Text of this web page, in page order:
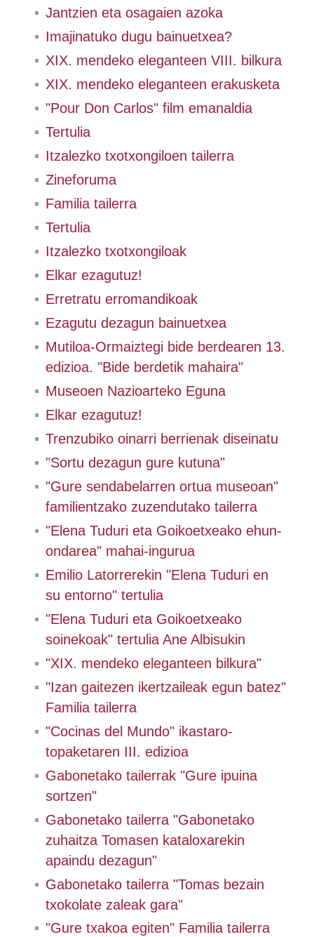
Jantzien eta osagaien azoka
Imajinatuko dugu bainuetxea?
XIX. mendeko eleganteen VIII. bilkura
XIX. mendeko eleganteen erakusketa
"Pour Don Carlos" film emanaldia
Tertulia
Itzalezko txotxongiloen tailerra
Zineforuma
Familia tailerra
Tertulia
Itzalezko txotxongiloak
Elkar ezagutuz!
Erretratu erromandikoak
Ezagutu dezagun bainuetxea
Mutiloa-Ormaiztegi bide berdearen 13.
edizioa. "Bide berdetik mahaira"
Museoen Nazioarteko Eguna
Elkar ezagutuz!
Trenzubiko oinarri berrienak diseinatu
"Sortu dezagun gure kutuna"
"Gure sendabelarren ortua museoan"
familientzako zuzendutako tailerra
"Elena Tuduri eta Goikoetxeako ehun-
ondarea" mahai-ingurua
Emilio Latorrerekin "Elena Tuduri en
su entorno" tertulia
"Elena Tuduri eta Goikoetxeako
soinekoak" tertulia Ane Albisukin
"XIX. mendeko eleganteen bilkura"
"Izan gaitezen ikertzaileak egun batez"
Familia tailerra
"Cocinas del Mundo" ikastaro-
topaketaren III. edizioa
Gabonetako tailerrak "Gure ipuina
sortzen"
Gabonetako tailerra "Gabonetako
zuhaitza Tomasen kataloxarekin
apaindu dezagun"
Gabonetako tailerra "Tomas bezain
txokolate zaleak gara"
"Gure txakoa egiten" Familia tailerra